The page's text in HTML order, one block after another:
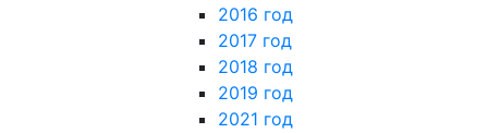
2016 год
2017 год
2018 год
2019 год
2021 год